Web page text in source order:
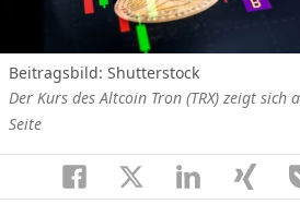
Beitragsbild: Shutterstock
Der Kurs des Altcoin Tron (TRX) zeigt
Seite